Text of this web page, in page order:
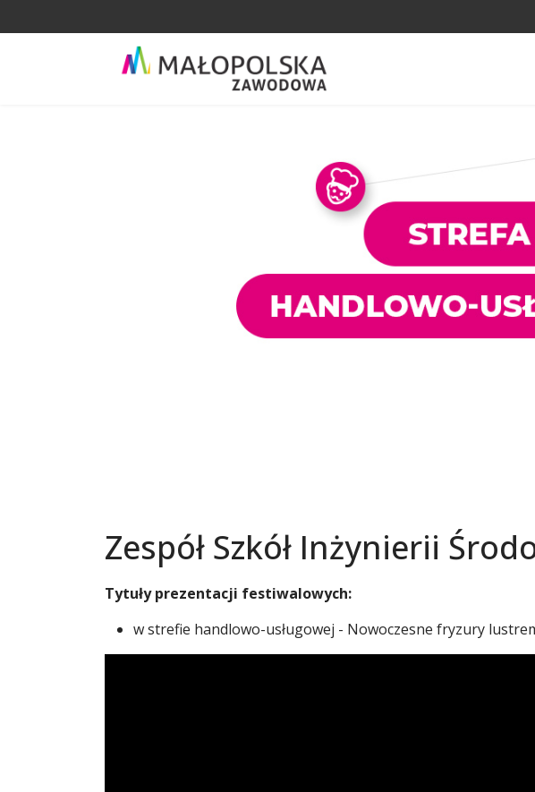
Zespół Szkół Inżynierii
Tytuły prezentacji festiwalowych:
w strefie handlowo-usługowej - Nowoczesne fryzury